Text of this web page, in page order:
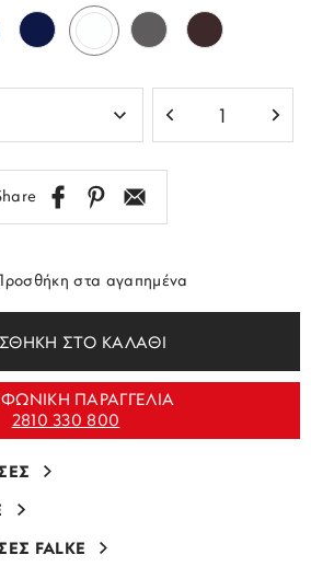
στα αγαπημένα
ΣΤΟ ΚΑΛΑΘΙ
ΠΑΡΑΓΓΕΛΙΑ
2810 330 800
FALKE